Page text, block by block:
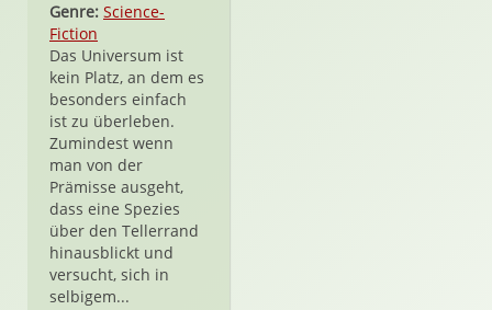
Genre: Science-
Fiction
Das Universum ist
kein Platz, an dem es
besonders einfach
ist zu überleben.
Zumindest wenn
man von der
Prämisse ausgeht,
dass eine Spezies
über den Tellerrand
hinausblickt und
versucht, sich in
selbigem...